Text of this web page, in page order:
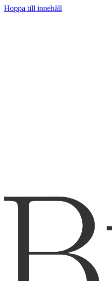
Hoppa till innehåll